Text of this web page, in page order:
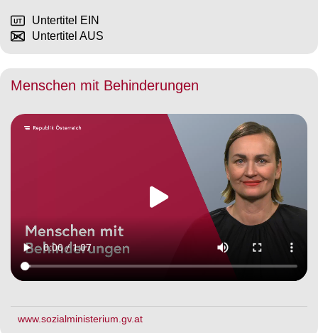
Menschen mit Behinderungen
Untertitel EIN
Untertitel AUS
www.sozialministerium.gv.at